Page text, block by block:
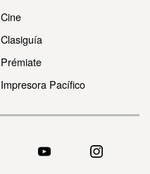
Cine
Clasiguía
Prémiate
Impresora Pacífico